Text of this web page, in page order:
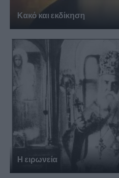
Κακό και εκδίκηση
Η ειρωνεία